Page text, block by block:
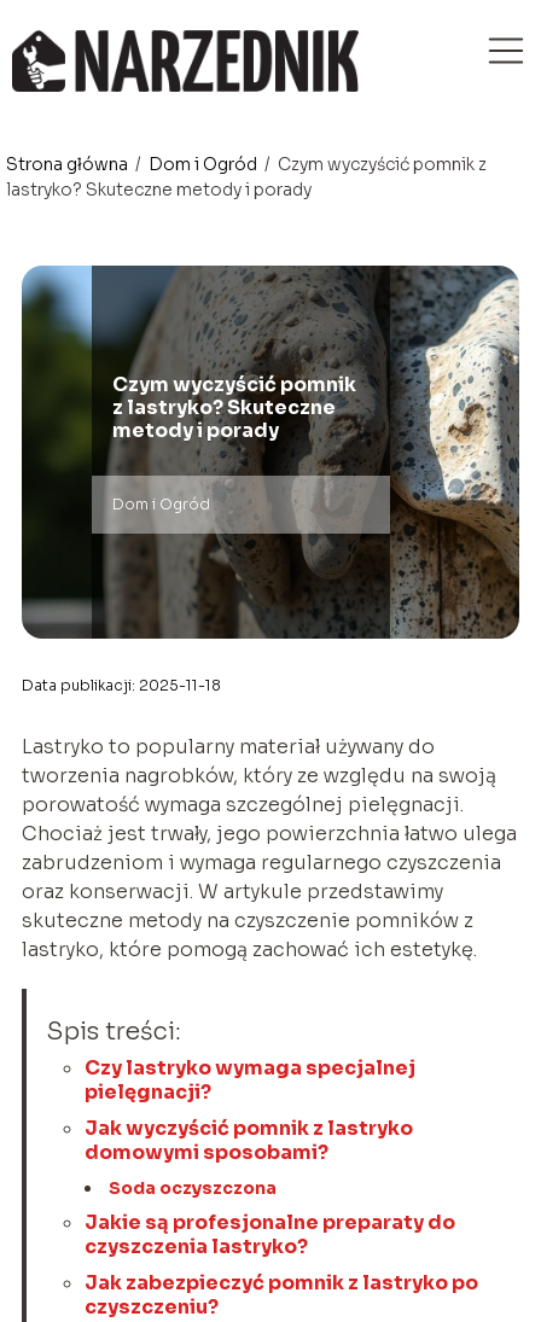
Strona główna / Dom i Ogród / Czym wyczyścić pomnik z
lastryko? Skuteczne metody i porady
Czym wyczyścić pomnik
z lastryko? Skuteczne
metody i porady
Dom i Ogród
Data publikacji: 2025-11-18
Lastryko to popularny materiał używany do
tworzenia nagrobków, który ze względu na swoją
porowatość wymaga szczególnej pielęgnacji.
Chociaż jest trwały, jego powierzchnia łatwo ulega
zabrudzeniom i wymaga regularnego czyszczenia
oraz konserwacji. W artykule przedstawimy
skuteczne metody na czyszczenie pomników z
lastryko, które pomogą zachować ich estetykę.
Spis treści:
Czy lastryko wymaga specjalnej
pielęgnacji?
Jak wyczyścić pomnik z lastryko
domowymi sposobami?
Soda oczyszczona
Jakie są profesjonalne preparaty do
czyszczenia lastryko?
Jak zabezpieczyć pomnik z lastryko po
czyszczeniu?